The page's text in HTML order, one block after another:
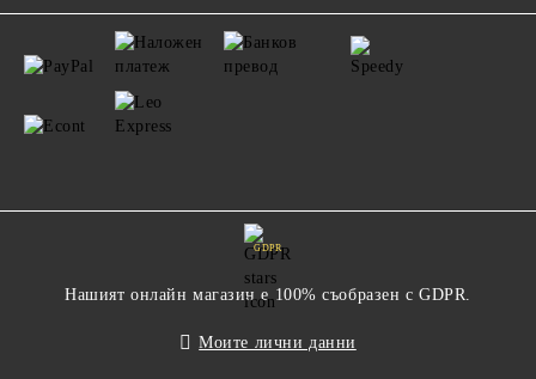
GDPR
Нашият онлайн магазин е 100% съобразен с GDPR.
Моите лични данни